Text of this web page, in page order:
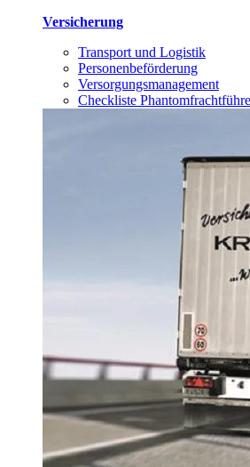
Versicherung
Transport und Logistik
Personenbeförderung
Versorgungsmanagement
Checkliste